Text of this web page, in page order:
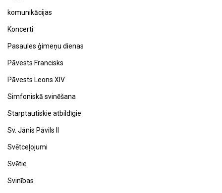
komunikācijas
Koncerti
Pasaules ģimeņu dienas
Pāvests Francisks
Pāvests Leons XIV
Simfoniskā svinēšana
Starptautiskie atbildīgie
Sv. Jānis Pāvils II
Svētceļojumi
Svētie
Svinības